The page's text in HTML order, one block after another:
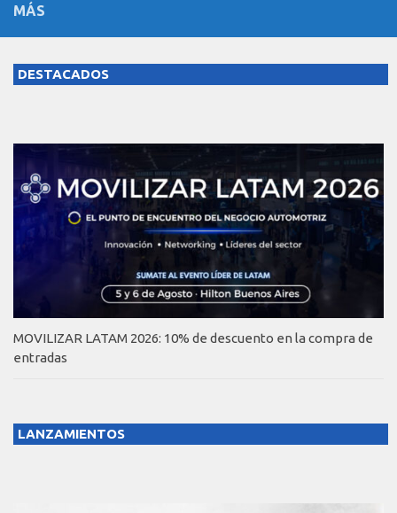
MÁS
DESTACADOS
MOVILIZAR LATAM 2026: 10% de descuento en la compra de
entradas
LANZAMIENTOS